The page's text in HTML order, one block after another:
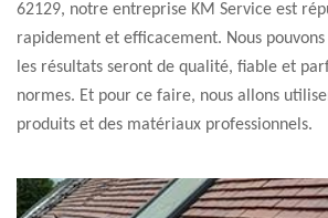
62129, notre entreprise KM Service est
rapidement et efficacement. Nous
les résultats seront de qualité, fiable et
normes. Et pour ce faire, nous allons
produits et des matériaux professionnels.